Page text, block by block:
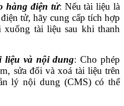
hàng điện tử: Nếu tài liệu là
tử, hãy cung cấp tích hợp
tài liệu sau khi thanh
liệu và nội dung: Cho phép
sửa đổi và xoá tài liệu trên
lý nội dung (CMS) có thể